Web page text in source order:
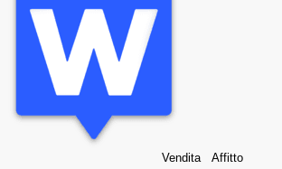
Vendita Affitto